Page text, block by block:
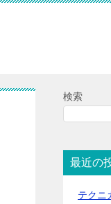
検索
最近の
テクニ